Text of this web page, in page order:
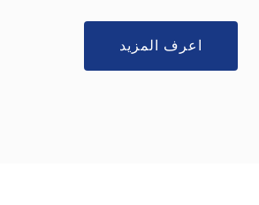
اعرف المزيد